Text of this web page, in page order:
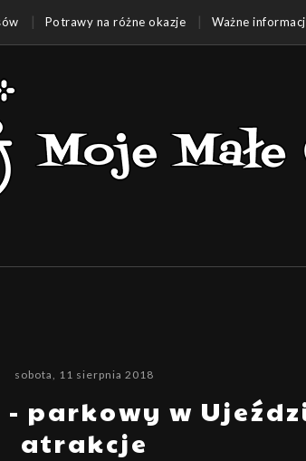
Potrawy na różne okazje Ważne
sobota, 11 sierpnia 2018
- parkowy w
atrakcje